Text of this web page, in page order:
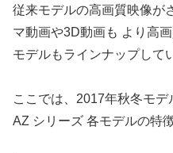
従来モデルの高画質映像が
マ動画や3D動画も より高
モデルもラインナップして
ここでは、2017年秋冬モ
AZ シリーズ 各モデルの特